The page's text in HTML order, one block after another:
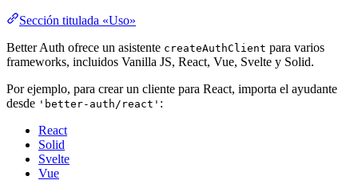
Sección titulada «Uso»
Better Auth ofrece un asistente createAuthClient para varios
frameworks, incluidos Vanilla JS, React, Vue, Svelte y Solid.
Por ejemplo, para crear un cliente para React, importa el ayudante
desde 'better-auth/react' :
React
Solid
Svelte
Vue